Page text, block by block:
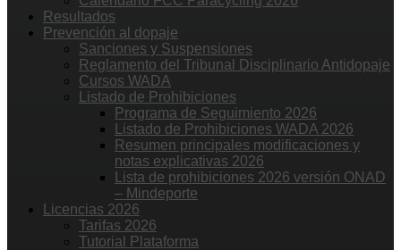
Resultados
Prevención al dopaje
Sanciones y Suspensiones
Reglamento del Tribunal Disciplinario Antidopaje
Cursos WADA
Listado de Prohibiciones
Programa de Seguimiento 2026
Listado de Prohibiciones WADA 2026
Resumen principales modificaciones y
notas explicativas 2026
Lista de prohibiciones 2026 versión ONAD
– Mindeporte
Licencias 2026
Tarifas 2026
Tutorial Plataforma